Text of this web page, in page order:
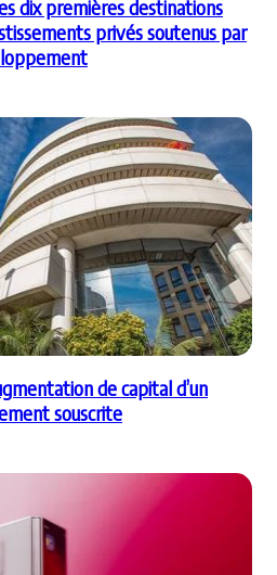
dix premières destinations
privés soutenus par
de capital d’un
souscrite